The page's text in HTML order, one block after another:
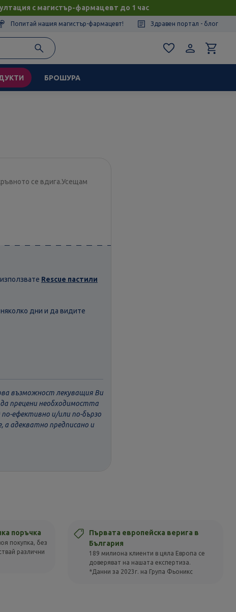
с магистър-фармацевт до 1 час
Попитай нашия магистър-фармацевт! Здравен портал - блог
БРОШУРА
се вдига.Усещам
Rescue пастили
дни и да видите
възможност лекуващия Ви
прецени необходимостта
ефективно и/или по-бързо
а адекватно предписано и
поръчка
покупка, без
различни
Първата европейска верига в
България
189 милиона клиенти в цяла Европа се
доверяват на нашата експертиза.
*Данни за 2023г. на Група Фьоникс